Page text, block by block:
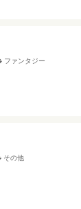
ファンタジー
その他